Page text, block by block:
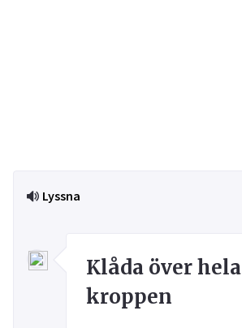
Lyssna
Klåda över hela
kroppen